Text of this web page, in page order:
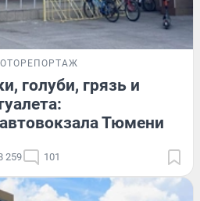
голуби, грязь и
Тюмени
259 101